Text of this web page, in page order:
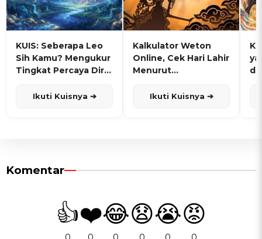
KUIS: Seberapa Leo
Sih Kamu? Mengukur
Tingkat Percaya Diri
Ikuti Kuisnya ➔
Kalkulator Weton
Online, Cek Hari Lahir
Menurut
Ikuti Kuisnya ➔
Komentar
👍❤️😂😧😭😡